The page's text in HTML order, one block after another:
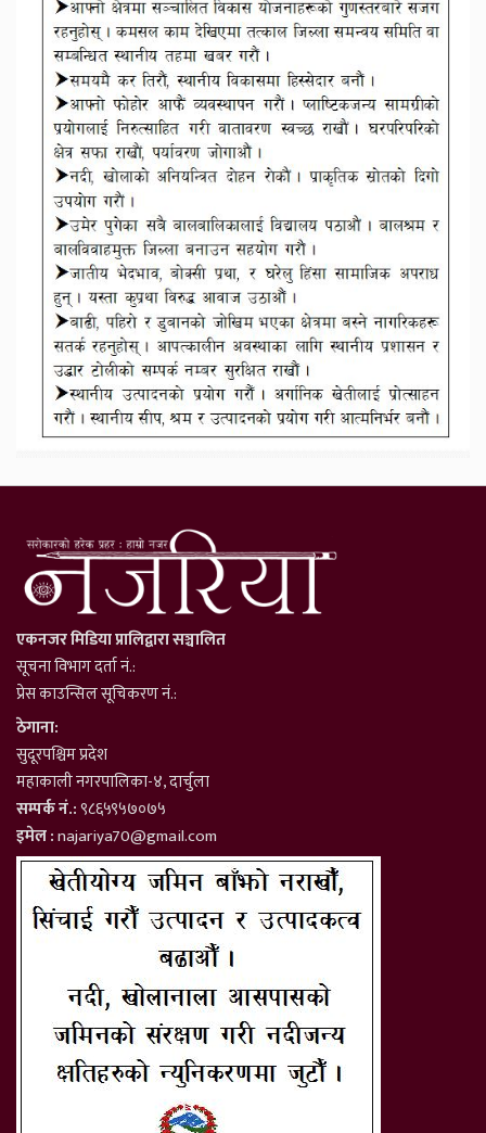
एकनजर मिडिया प्रालिद्वारा सञ्चालित
सूचना विभाग दर्ता नं.:
प्रेस काउन्सिल सूचिकरण नं.:
ठेगाना:
सुदूरपश्चिम प्रदेश
महाकाली नगरपालिका-४, दार्चुला
सम्पर्क नं.:९८६५९५७०७५
इमेल :najariya70@gmail.com